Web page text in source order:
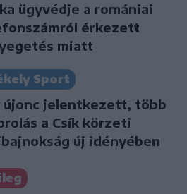
ügyvédje a romániai
érkezett
miatt
Sport
újonc jelentkezett, több
a Csík körzeti
új idényében